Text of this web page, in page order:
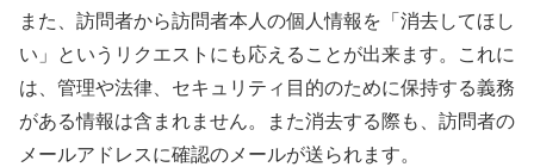
また、訪問者から訪問者本人の個人情報を「消去してほし
い」というリクエストにも応えることが出来ます。これに
は、管理や法律、セキュリティ目的のために保持する義務
がある情報は含まれません。また消去する際も、訪問者の
メールアドレスに確認のメールが送られます。